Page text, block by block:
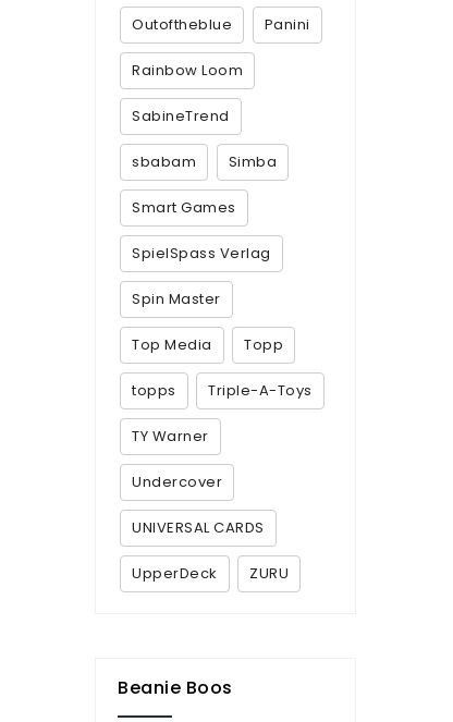
Outoftheblue Panini
Rainbow Loom
SabineTrend
sbabam Simba
Smart Games
SpielSpass Verlag
Spin Master
Top Media Topp
topps Triple-A-Toys
TY Warner
Undercover
UNIVERSAL CARDS
UpperDeck ZURU
Beanie Boos